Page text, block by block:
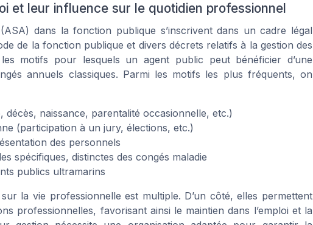
et leur influence sur le quotidien professionnel
dans la fonction publique s’inscrivent dans un cadre légal
de la fonction publique et divers décrets relatifs à la gestion des
motifs pour lesquels un agent public peut bénéficier d’une
annuels classiques. Parmi les motifs les plus fréquents, on
décès, naissance, parentalité occasionnelle, etc.)
(participation à un jury, élections, etc.)
des personnels
spécifiques, distinctes des congés maladie
publics ultramarins
la vie professionnelle est multiple. D’un côté, elles permettent
professionnelles, favorisant ainsi le maintien dans l’emploi et la